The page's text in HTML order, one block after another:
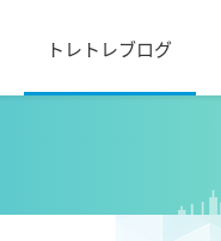
トレトレブログ